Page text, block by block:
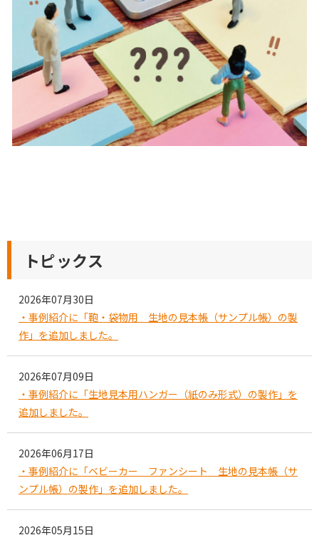
トピックス
2026年07月30日
・事例紹介に「鞄・袋物用 生地の見本帳（サンプル帳）の製
作」を追加しました。
2026年07月09日
・事例紹介に「生地見本用ハンガー（紙のみ形式）の製作」を
追加しました。
2026年06月17日
・事例紹介に「ベビーカー ファンシート 生地の見本帳（サ
ンプル帳）の製作」を追加しました。
2026年05月15日